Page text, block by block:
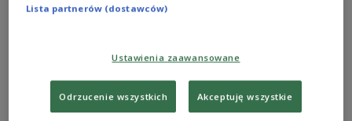
AUDIO 1
Lista partnerów (dostawców)
Ustawienia zaawansowane
Odrzucenie wszystkich Akceptuję wszystkie